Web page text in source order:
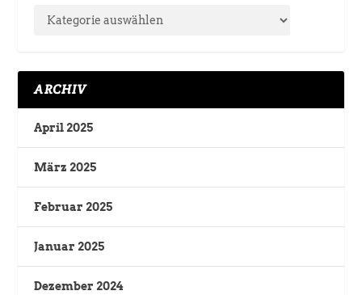
ARCHIV
April 2025
März 2025
Februar 2025
Januar 2025
Dezember 2024